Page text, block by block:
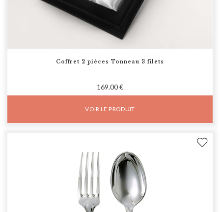
Coffret 2 pièces Tonneau 3 filets
169.00 €
VOIR LE PRODUIT